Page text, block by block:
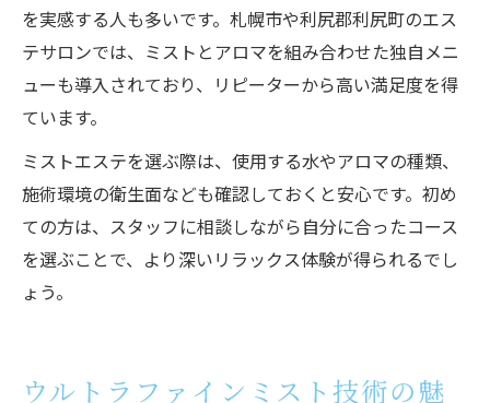
を実感する人も多いです。札幌市や利尻郡利尻町のエス
テサロンでは、ミストとアロマを組み合わせた独自メニ
ューも導入されており、リピーターから高い満足度を得
ています。
ミストエステを選ぶ際は、使用する水やアロマの種類、
施術環境の衛生面なども確認しておくと安心です。初め
ての方は、スタッフに相談しながら自分に合ったコース
を選ぶことで、より深いリラックス体験が得られるでし
ょう。
ウルトラファインミスト技術の魅